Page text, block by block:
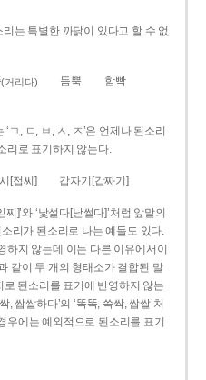
리는 특별한 까닭이 있다고 할 수 없
(거리다) 듬뿍
함빡
ㄱ, ㄷ, ㅂ, ㅅ, ㅈ’은 언제나 된소리
리로 표기하지 않는다.
[접씨] 갑자기[갑짜기]
]’와 ‘낯설다[낟썰다]’처럼 앞말의
리가 된소리로 나는 예들도 있다.
하지 않는데 이는 다른 이유에서이
같이 두 개의 형태소가 결합된 말
로 된소리를 표기에 반영하지 않는
쌉쌀하다’의 ‘똑똑, 쓱싹, 쌉쌀’처
우에는 예외적으로 된소리를 표기